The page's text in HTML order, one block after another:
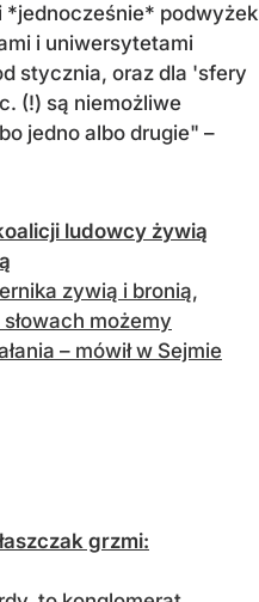
*jednocześnie* podwyżek
i uniwersytetami
stycznia, oraz dla 'sfery
(!) są niemożliwe
jedno albo drugie" –
ludowcy żywią
zywią i bronią,
możemy
– mówił w Sejmie
grzmi: